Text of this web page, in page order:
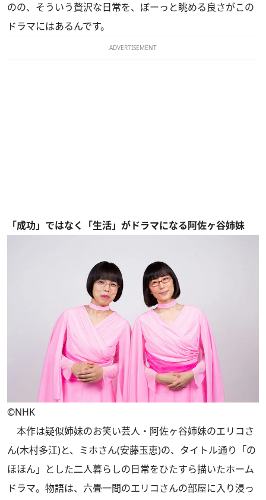
のの、そういう贅沢な日常を、ぼーっと眺める良さがこの
ドラマにはあるんです。
ADVERTISEMENT
「成功」ではなく「生活」がドラマになる阿佐ヶ谷姉妹
©NHK
本作は疑似姉妹のお笑い芸人・阿佐ヶ谷姉妹のエリコさ
ん(木村多江)と、ミホさん(安藤玉恵)の、タイトル通り「の
ほほん」とした二人暮らしの日常をひたすら描いたホーム
ドラマ。物語は、六畳一間のエリコさんの部屋に入り浸っ